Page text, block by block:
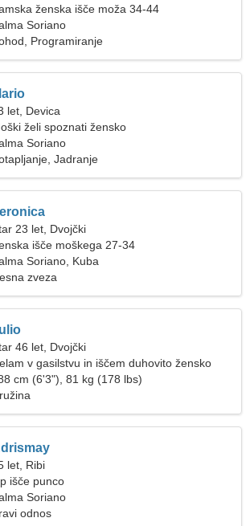
ženska išče moža 34-44
Soriano
Programiranje
let, Devica
želi spoznati žensko
Soriano
Jadranje
23 let, Dvojčki
išče moškega 27-34
Soriano, Kuba
zveza
46 let, Dvojčki
v gasilstvu in iščem duhovito žensko
cm (6'3"), 81 kg (178 lbs)
let, Ribi
išče punco
Soriano
odnos